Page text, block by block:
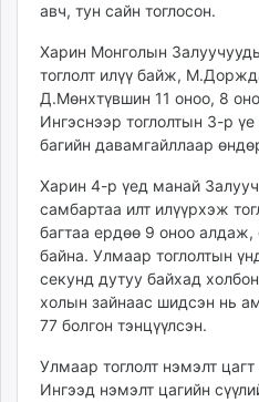
авч, тун сайн тоглосон.
Харин Монголын
тоглолт илүү байж,
Д.Мөнхтүвшин 11 оноо, 8
Ингэснээр тоглолтын 3-р
багийн давамгайллаар
Харин 4-р үед манай
самбартаа илт илүүрхэж
багтаа ердөө 9 оноо
байна. Улмаар тоглолтын
секунд дутуу байхад
холын зайнаас шидсэн нь
77 болгон тэнцүүлсэн.
Улмаар тоглолт нэмэлт
Ингээд нэмэлт цагийн